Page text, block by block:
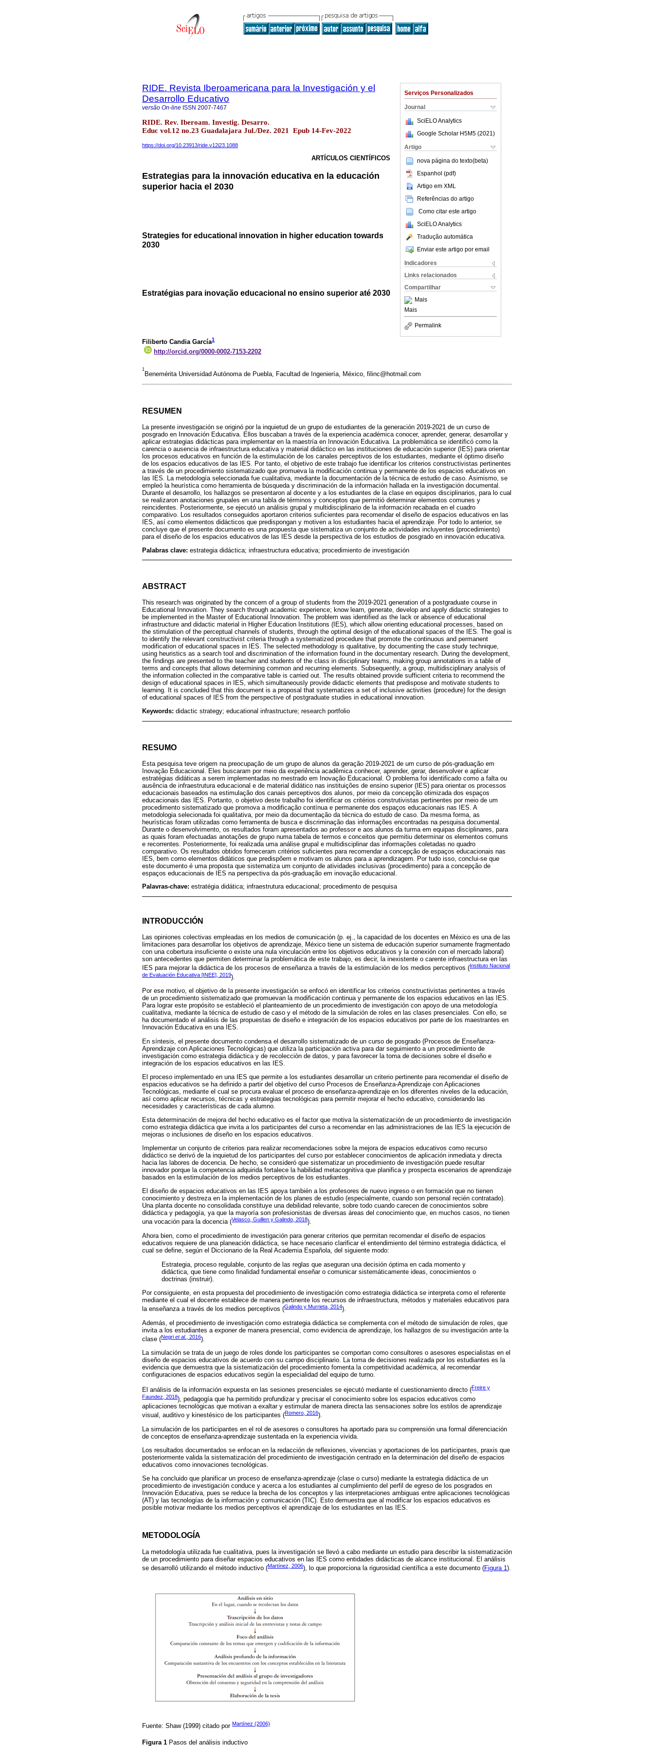
Serviços Personalizados
Journal
SciELO Analytics
Google Scholar H5M5 (2021 )
Artigo
nova página do texto(beta)
Espanhol (pdf)
Artigo em XML
Referências do artigo
Como citar este artigo
SciELO Analytics
Tradução automática
Enviar este artigo por email
Indicadores
Links relacionados
Compartilhar
Mais
Mais
Permalink
RIDE. Revista Iberoamericana para la Investigación y el
Desarrollo Educativo
versão On-line ISSN 2007-7467
RIDE. Rev. Iberoam. Investig. Desarro.
Educ vol.12 no.23 Guadalajara Jul./Dez. 2021 Epub 14-Fev-2022
https://doi.org/10.23913/ride.v12i23.1088
ARTÍCULOS CIENTÍFICOS
Estrategias para la innovación educativa en la educación
superior hacia el 2030
Strategies for educational innovation in higher education towards
2030
Estratégias para inovação educacional no ensino superior até 2030
Filiberto Candia García1
http://orcid.org/0000-0002-7153-2202
1
Benemérita Universidad Autónoma de Puebla, Facultad de Ingeniería, México, filinc@hotmail.com
RESUMEN
La presente investigación se originó por la inquietud de un grupo de estudiantes de la generación 2019-2021 de un curso de
posgrado en Innovación Educativa. Ellos buscaban a través de la experiencia académica conocer, aprender, generar, desarrollar y
aplicar estrategias didácticas para implementar en la maestría en Innovación Educativa. La problemática se identificó como la
carencia o ausencia de infraestructura educativa y material didáctico en las instituciones de educación superior (IES) para orientar
los procesos educativos en función de la estimulación de los canales perceptivos de los estudiantes, mediante el óptimo diseño
de los espacios educativos de las IES. Por tanto, el objetivo de este trabajo fue identificar los criterios constructivistas pertinentes
a través de un procedimiento sistematizado que promueva la modificación continua y permanente de los espacios educativos en
las IES. La metodología seleccionada fue cualitativa, mediante la documentación de la técnica de estudio de caso. Asimismo, se
empleó la heurística como herramienta de búsqueda y discriminación de la información hallada en la investigación documental.
Durante el desarrollo, los hallazgos se presentaron al docente y a los estudiantes de la clase en equipos disciplinarios, para lo cual
se realizaron anotaciones grupales en una tabla de términos y conceptos que permitió determinar elementos comunes y
reincidentes. Posteriormente, se ejecutó un análisis grupal y multidisciplinario de la información recabada en el cuadro
comparativo. Los resultados conseguidos aportaron criterios suficientes para recomendar el diseño de espacios educativos en las
IES, así como elementos didácticos que predispongan y motiven a los estudiantes hacia el aprendizaje. Por todo lo anterior, se
concluye que el presente documento es una propuesta que sistematiza un conjunto de actividades incluyentes (procedimiento)
para el diseño de los espacios educativos de las IES desde la perspectiva de los estudios de posgrado en innovación educativa.
Palabras clave: estrategia didáctica; infraestructura educativa; procedimiento de investigación
ABSTRACT
This research was originated by the concern of a group of students from the 2019-2021 generation of a postgraduate course in
Educational Innovation. They search through academic experience; know learn, generate, develop and apply didactic strategies to
be implemented in the Master of Educational Innovation. The problem was identified as the lack or absence of educational
infrastructure and didactic material in Higher Education Institutions (IES), which allow orienting educational processes, based on
the stimulation of the perceptual channels of students, through the optimal design of the educational spaces of the IES. The goal is
to identify the relevant constructivist criteria through a systematized procedure that promote the continuous and permanent
modification of educational spaces in IES. The selected methodology is qualitative, by documenting the case study technique,
using heuristics as a search tool and discrimination of the information found in the documentary research. During the development,
the findings are presented to the teacher and students of the class in disciplinary teams, making group annotations in a table of
terms and concepts that allows determining common and recurring elements. Subsequently, a group, multidisciplinary analysis of
the information collected in the comparative table is carried out. The results obtained provide sufficient criteria to recommend the
design of educational spaces in IES, which simultaneously provide didactic elements that predispose and motivate students to
learning. It is concluded that this document is a proposal that systematizes a set of inclusive activities (procedure) for the design
of educational spaces of IES from the perspective of postgraduate studies in educational innovation.
Keywords: didactic strategy; educational infrastructure; research portfolio
RESUMO
Esta pesquisa teve origem na preocupação de um grupo de alunos da geração 2019-2021 de um curso de pós-graduação em
Inovação Educacional. Eles buscaram por meio da experiência acadêmica conhecer, aprender, gerar, desenvolver e aplicar
estratégias didáticas a serem implementadas no mestrado em Inovação Educacional. O problema foi identificado como a falta ou
ausência de infraestrutura educacional e de material didático nas instituições de ensino superior (IES) para orientar os processos
educacionais baseados na estimulação dos canais perceptivos dos alunos, por meio da concepção otimizada dos espaços
educacionais das IES. Portanto, o objetivo deste trabalho foi identificar os critérios construtivistas pertinentes por meio de um
procedimento sistematizado que promova a modificação contínua e permanente dos espaços educacionais nas IES. A
metodologia selecionada foi qualitativa, por meio da documentação da técnica do estudo de caso. Da mesma forma, as
heurísticas foram utilizadas como ferramenta de busca e discriminação das informações encontradas na pesquisa documental.
Durante o desenvolvimento, os resultados foram apresentados ao professor e aos alunos da turma em equipas disciplinares, para
as quais foram efectuadas anotações de grupo numa tabela de termos e conceitos que permitiu determinar os elementos comuns
e recorrentes. Posteriormente, foi realizada uma análise grupal e multidisciplinar das informações coletadas no quadro
comparativo. Os resultados obtidos forneceram critérios suficientes para recomendar a concepção de espaços educacionais nas
IES, bem como elementos didáticos que predispõem e motivam os alunos para a aprendizagem. Por tudo isso, conclui-se que
este documento é uma proposta que sistematiza um conjunto de atividades inclusivas (procedimento) para a concepção de
espaços educacionais de IES na perspectiva da pós-graduação em inovação educacional.
Palavras-chave: estratégia didática; infraestrutura educacional; procedimento de pesquisa
INTRODUCCIÓN
Las opiniones colectivas empleadas en los medios de comunicación (p. ej., la capacidad de los docentes en México es una de las
limitaciones para desarrollar los objetivos de aprendizaje, México tiene un sistema de educación superior sumamente fragmentado
con una cobertura insuficiente o existe una nula vinculación entre los objetivos educativos y la conexión con el mercado laboral)
son antecedentes que permiten determinar la problemática de este trabajo, es decir, la inexistente o carente infraestructura en las
IES para mejorar la didáctica de los procesos de enseñanza a través de la estimulación de los medios perceptivos ( Instituto Nacional
de Evaluación Educativa [INEE], 2019).
Por ese motivo, el objetivo de la presente investigación se enfocó en identificar los criterios constructivistas pertinentes a través
de un procedimiento sistematizado que promuevan la modificación continua y permanente de los espacios educativos en las IES.
Para lograr este propósito se estableció el planteamiento de un procedimiento de investigación con apoyo de una metodología
cualitativa, mediante la técnica de estudio de caso y el método de la simulación de roles en las clases presenciales. Con ello, se
ha documentado el análisis de las propuestas de diseño e integración de los espacios educativos por parte de los maestrantes en
Innovación Educativa en una IES.
En síntesis, el presente documento condensa el desarrollo sistematizado de un curso de posgrado (Procesos de Enseñanza-
Aprendizaje con Aplicaciones Tecnológicas) que utiliza la participación activa para dar seguimiento a un procedimiento de
investigación como estrategia didáctica y de recolección de datos, y para favorecer la toma de decisiones sobre el diseño e
integración de los espacios educativos en las IES.
El proceso implementado en una IES que permite a los estudiantes desarrollar un criterio pertinente para recomendar el diseño de
espacios educativos se ha definido a partir del objetivo del curso Procesos de Enseñanza-Aprendizaje con Aplicaciones
Tecnológicas, mediante el cual se procura evaluar el proceso de enseñanza-aprendizaje en los diferentes niveles de la educación,
así como aplicar recursos, técnicas y estrategias tecnológicas para permitir mejorar el hecho educativo, considerando las
necesidades y características de cada alumno.
Esta determinación de mejora del hecho educativo es el factor que motiva la sistematización de un procedimiento de investigación
como estrategia didáctica que invita a los participantes del curso a recomendar en las administraciones de las IES la ejecución de
mejoras o inclusiones de diseño en los espacios educativos.
Implementar un conjunto de criterios para realizar recomendaciones sobre la mejora de espacios educativos como recurso
didáctico se derivó de la inquietud de los participantes del curso por establecer conocimientos de aplicación inmediata y directa
hacia las labores de docencia. De hecho, se consideró que sistematizar un procedimiento de investigación puede resultar
innovador porque la competencia adquirida fortalece la habilidad metacognitiva que planifica y prospecta escenarios de aprendizaje
basados en la estimulación de los medios perceptivos de los estudiantes.
El diseño de espacios educativos en las IES apoya también a los profesores de nuevo ingreso o en formación que no tienen
conocimiento y destreza en la implementación de los planes de estudio (especialmente, cuando son personal recién contratado).
Una planta docente no consolidada constituye una debilidad relevante, sobre todo cuando carecen de conocimientos sobre
didáctica y pedagogía, ya que la mayoría son profesionistas de diversas áreas del conocimiento que, en muchos casos, no tienen
una vocación para la docencia (Velasco, Guillen y Galindo, 2018).
Ahora bien, como el procedimiento de investigación para generar criterios que permitan recomendar el diseño de espacios
educativos requiere de una planeación didáctica, se hace necesario clarificar el entendimiento del término estrategia didáctica, el
cual se define, según el Diccionario de la Real Academia Española, del siguiente modo:
Estrategia, proceso regulable, conjunto de las reglas que aseguran una decisión óptima en cada momento y
didáctica, que tiene como finalidad fundamental enseñar o comunicar sistemáticamente ideas, conocimientos o
doctrinas (instruir).
Por consiguiente, en esta propuesta del procedimiento de investigación como estrategia didáctica se interpreta como el referente
mediante el cual el docente establece de manera pertinente los recursos de infraestructura, métodos y materiales educativos para
la enseñanza a través de los medios perceptivos (Galindo y Murrieta, 2014).
Además, el procedimiento de investigación como estrategia didáctica se complementa con el método de simulación de roles, que
invita a los estudiantes a exponer de manera presencial, como evidencia de aprendizaje, los hallazgos de su investigación ante la
clase (Negri et al. , 2016).
La simulación se trata de un juego de roles donde los participantes se comportan como consultores o asesores especialistas en el
diseño de espacios educativos de acuerdo con su campo disciplinario. La toma de decisiones realizada por los estudiantes es la
evidencia que demuestra que la sistematización del procedimiento fomenta la competitividad académica, al recomendar
configuraciones de espacios educativos según la especialidad del equipo de turno.
El análisis de la información expuesta en las sesiones presenciales se ejecutó mediante el cuestionamiento directo (Freire y
Faundez, 2018), pedagogía que ha permitido profundizar y precisar el conocimiento sobre los espacios educativos como
aplicaciones tecnológicas que motivan a exaltar y estimular de manera directa las sensaciones sobre los estilos de aprendizaje
visual, auditivo y kinestésico de los participantes (Romero, 2016).
La simulación de los participantes en el rol de asesores o consultores ha aportado para su comprensión una formal diferenciación
de conceptos de enseñanza-aprendizaje sustentada en la experiencia vivida.
Los resultados documentados se enfocan en la redacción de reflexiones, vivencias y aportaciones de los participantes, praxis que
posteriormente valida la sistematización del procedimiento de investigación centrado en la determinación del diseño de espacios
educativos como innovaciones tecnológicas.
Se ha concluido que planificar un proceso de enseñanza-aprendizaje (clase o curso) mediante la estrategia didáctica de un
procedimiento de investigación conduce y acerca a los estudiantes al cumplimiento del perfil de egreso de los posgrados en
Innovación Educativa, pues se reduce la brecha de los conceptos y las interpretaciones ambiguas entre aplicaciones tecnológicas
(AT) y las tecnologías de la información y comunicación (TIC). Esto demuestra que al modificar los espacios educativos es
posible motivar mediante los medios perceptivos el aprendizaje de los estudiantes en las IES.
METODOLOGÍA
La metodología utilizada fue cualitativa, pues la investigación se llevó a cabo mediante un estudio para describir la sistematización
de un procedimiento para diseñar espacios educativos en las IES como entidades didácticas de alcance institucional. El análisis
se desarrolló utilizando el método inductivo (Martínez, 2006), lo que proporciona la rigurosidad científica a este documento (Figura 1 ).
Fuente: Shaw (1999) citado por Martínez (2006)
Figura 1 Pasos del análisis inductivo